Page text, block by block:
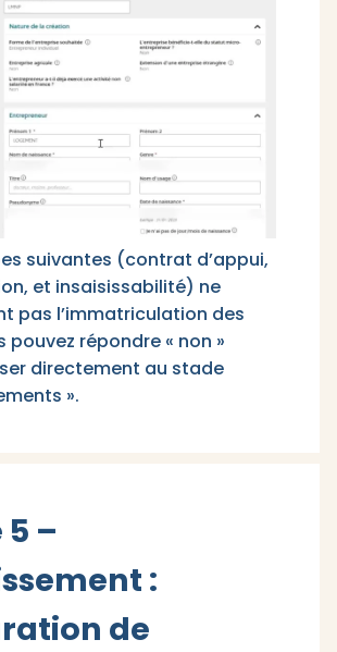
suivantes (contrat d’appui,
et insaisissabilité) ne
pas l’immatriculation des
pouvez répondre « non »
directement au stade
».
5 –
:
de